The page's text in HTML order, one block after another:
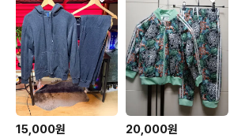
15,000원 20,000원